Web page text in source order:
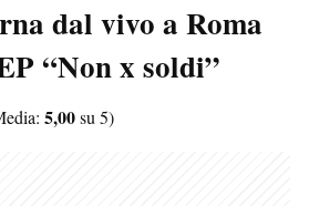
dal vivo a Roma
“Non x soldi”
5,00su 5)